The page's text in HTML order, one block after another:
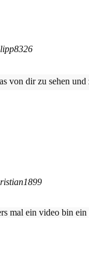
von dir zu sehen und
mal ein video bin ein